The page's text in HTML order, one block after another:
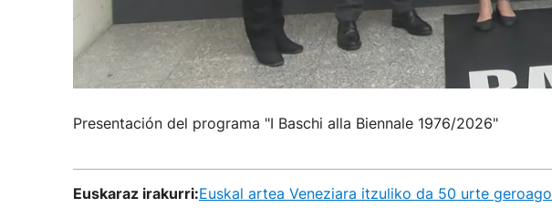
Presentación del programa "I Baschi alla Biennale 1976/2026"
Euskaraz irakurri:Euskal artea Veneziara itzuliko da 50 urte geroago